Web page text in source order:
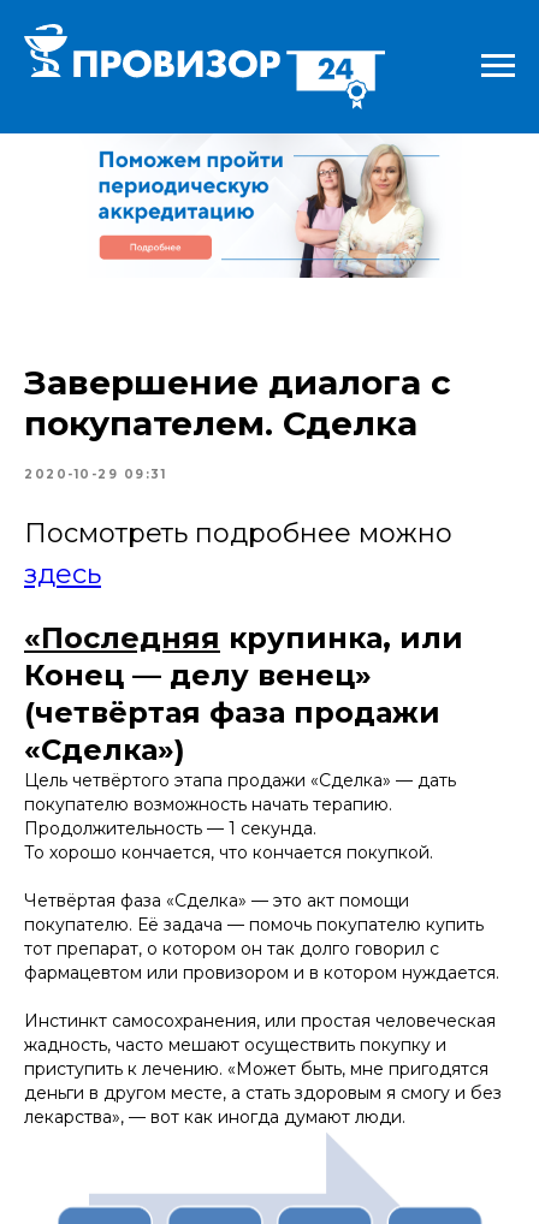
Завершение диалога с
покупателем. Сделка
2020-10-29 09:31
Посмотреть подробнее можно
здесь
«Последняя крупинка, или
Конец — делу венец»
(четвёртая фаза продажи
«Сделка»)
Цель четвёртого этапа продажи «Сделка» — дать
покупателю возможность начать терапию.
Продолжительность — 1 секунда.
То хорошо кончается, что кончается покупкой.
Четвёртая фаза «Сделка» — это акт помощи
покупателю. Её задача — помочь покупателю купить
тот препарат, о котором он так долго говорил с
фармацевтом или провизором и в котором нуждается.
Инстинкт самосохранения, или простая человеческая
жадность, часто мешают осуществить покупку и
приступить к лечению. «Может быть, мне пригодятся
деньги в другом месте, а стать здоровым я смогу и без
лекарства», — вот как иногда думают люди.